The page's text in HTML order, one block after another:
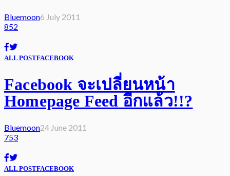
Bluemoon6 July 2011
852
ALL POSTFACEBOOK
Facebook จะเปลี่ยนหน้า
Homepage Feed อีกแล้ว!!?
Bluemoon24 June 2011
753
ALL POSTFACEBOOK